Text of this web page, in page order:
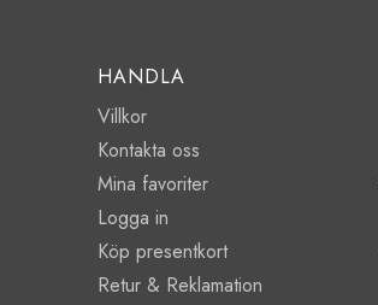
HANDLA
Villkor
Kontakta oss
Mina favoriter
Logga in
Köp presentkort
Retur & Reklamation